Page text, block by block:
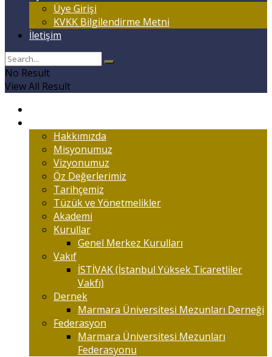
Üye Girişi
KVKK Bilgilendirme Metni
İletişim
No Result
View All Result
Hakkımızda
Misyonumuz
Vizyonumuz
Öz Değerlerimiz
Tarihçemiz
Tüzük ve Yönetmelikler
Akademi
Kurullar
Genel Merkez Kurulları
Vakıf
İSTİVAK (İstanbul Yüksek Ticaretliler
Vakfı)
Dernek
Marmara Üniversitesi Mezunları Derneği
Federasyon
Marmara Üniversitesi Mezunları
Federasyonu